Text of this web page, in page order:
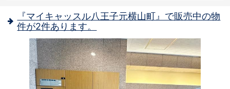
『マイキャッスル八王子元横山町』で販売中の物
件が2件あります。